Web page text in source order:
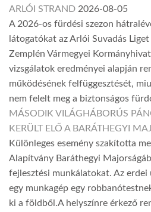
ARLÓI STRAND 2026-08-05
A 2026-os fürdési szezon
látogatókat az Arlói Suvadás
Zemplén Vármegyei
vizsgálatok eredményei alapján
működésének felfüggesztését,
nem felelt meg a biztonságos
MÁSODIK VILÁGHÁBORÚS
KERÜLT ELŐ A BARÁTHEGYI
Különleges esemény szakította
Alapítvány Baráthegyi
fejlesztési munkálatokat. Az erdei
egy munkagép egy
ki a földből.A helyszínre érkező